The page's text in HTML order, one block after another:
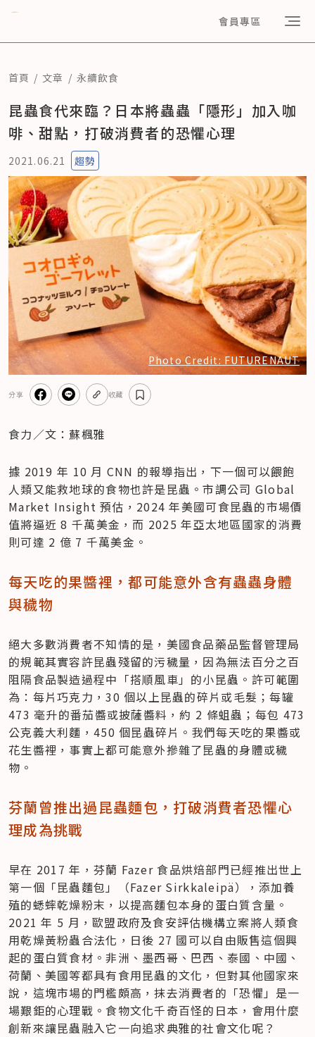
會員專區
首頁 文章 永續飲食
昆蟲食代來臨？日本將蟲蟲「隱形」加入咖
啡、甜點，打破消費者的恐懼心理
2021.06.21 趨勢
Photo Credit: FUTURENAUT
分享 收藏
食力／文：蘇楓雅
據 2019 年 10 月 CNN 的報導指出，下一個可以餵飽
人類又能救地球的食物也許是昆蟲。市調公司 Global
Market Insight 預估，2024 年美國可食昆蟲的市場價
值將逼近 8 千萬美金，而 2025 年亞太地區國家的消費
則可達 2 億 7 千萬美金。
每天吃的果醬裡，都可能意外含有蟲蟲身體
與穢物
絕大多數消費者不知情的是，美國食品藥品監督管理局
的規範其實容許昆蟲殘留的污穢量，因為無法百分之百
阻隔食品製造過程中「搭順風車」的小昆蟲。許可範圍
為：每片巧克力，30 個以上昆蟲的碎片或毛髮；每罐
473 毫升的番茄醬或披薩醬料，約 2 條蛆蟲；每包 473
公克義大利麵，450 個昆蟲碎片。我們每天吃的果醬或
花生醬裡，事實上都可能意外摻雜了昆蟲的身體或穢
物。
芬蘭曾推出過昆蟲麵包，打破消費者恐懼心
理成為挑戰
早在 2017 年，芬蘭 Fazer 食品烘焙部門已經推出世上
第一個「昆蟲麵包」（Fazer Sirkkaleipä），添加養
殖的蟋蟀乾燥粉末，以提高麵包本身的蛋白質含量。
2021 年 5 月，歐盟政府及食安評估機構立案將人類食
用乾燥黃粉蟲合法化，日後 27 國可以自由販售這個興
起的蛋白質食材。非洲、墨西哥、巴西、泰國、中國、
荷蘭、美國等都具有食用昆蟲的文化，但對其他國家來
說，這塊市場的門檻頗高，抹去消費者的「恐懼」是一
場艱鉅的心理戰。食物文化千奇百怪的日本，會用什麼
創新來讓昆蟲融入它一向追求典雅的社會文化呢？